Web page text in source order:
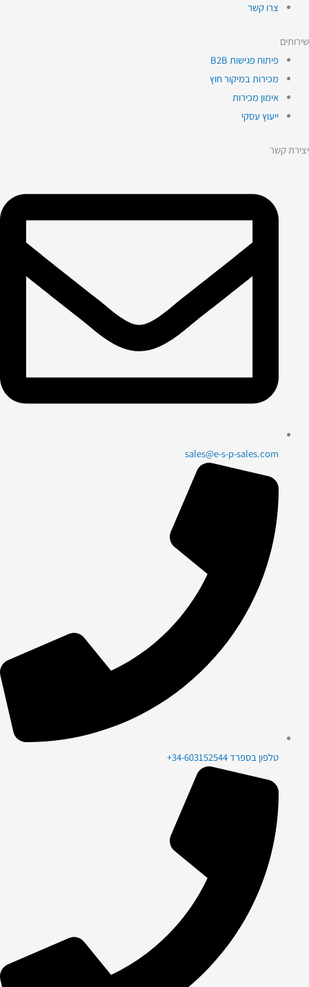
צרו קשר
שירותים
פיתוח פגישות B2B
מכירות במיקור חוץ
אימון מכירות
ייעוץ עסקי
יצירת קשר
sales@e-s-p-sales.com
טלפון בספרד 34-603152544+